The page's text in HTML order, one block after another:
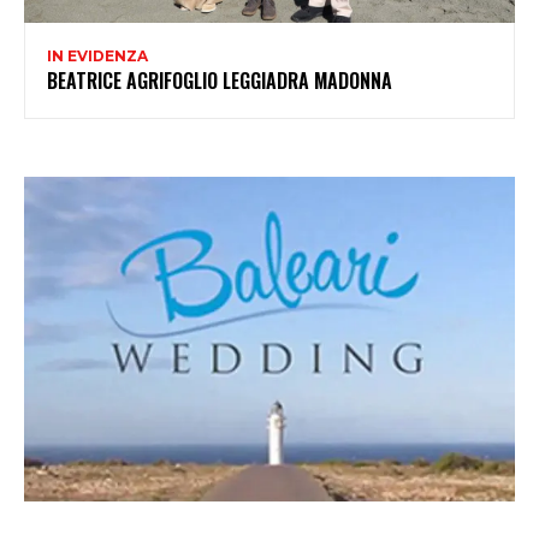
IN EVIDENZA
BEATRICE AGRIFOGLIO LEGGIADRA MADONNA